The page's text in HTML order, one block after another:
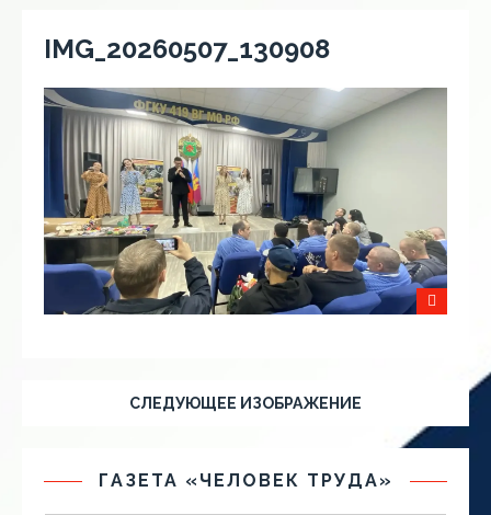
IMG_20260507_130908
СЛЕДУЮЩЕЕ ИЗОБРАЖЕНИЕ
ГАЗЕТА «ЧЕЛОВЕК ТРУДА»